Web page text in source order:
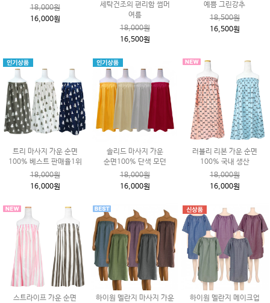
18,000원
16,000원
세탁건조의 편리함 썸머
여름
18,000원
16,500원
예쁨 그린강추
18,500원
16,500원
트리 마사지 가운 순면
100% 베스트 판매율1위
18,000원
16,000원
솔리드 마사지 가운
순면100% 단색 모던
18,000원
16,000원
러블리 리본 가운 순면
100% 국내 생산
18,000원
16,000원
스트라이프 가운 순면
하이원 멜란지 마사지 가운
하이원 멜란지 메이크업